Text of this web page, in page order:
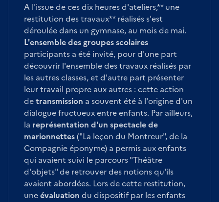
A l'issue de ces dix heures d'ateliers,** une
restitution des travaux** réalisés s'est
déroulée dans un gymnase, au mois de mai.
L'ensemble des groupes scolaires
participants a été invité, pour d'une part
découvrir l'ensemble des travaux réalisés par
les autres classes, et d'autre part présenter
leur travail propre aux autres : cette action
detransmission a souvent été à l'origine d'un
dialogue fructueux entre enfants. Par ailleurs,
la représentation d'un spectacle de
marionnettes("La leçon du Montreur", de la
Compagnie éponyme) a permis aux enfants
qui avaient suivi le parcours "Théâtre
d'objets" de retrouver des notions qu'ils
avaient abordées. Lors de cette restitution,
uneévaluation du dispositif par les enfants